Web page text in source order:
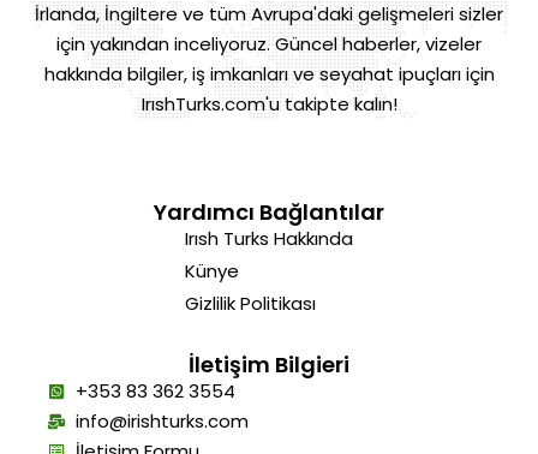
İrlanda, İngiltere ve tüm Avrupa'daki gelişmeleri sizler
için yakından inceliyoruz. Güncel haberler, vizeler
hakkında bilgiler, iş imkanları ve seyahat ipuçları için
IrıshTurks.com'u takipte kalın!
Yardımcı Bağlantılar
Irısh Turks Hakkında
Künye
Gizlilik Politikası
İletişim Bilgieri
+353 83 362 3554
info@irishturks.com